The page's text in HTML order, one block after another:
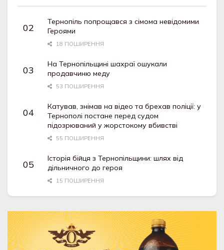
Тернопіль попрощався з сімома невідомими
Героями
18 ПОШИРЕННЯ
На Тернопільщині шахраї ошукали
продавчиню меду
53 ПОШИРЕННЯ
Катував, знімав на відео та брехав поліції: у
Тернополі постане перед судом
підозрюваний у жорстокому вбивстві
55 ПОШИРЕННЯ
Історія бійця з Тернопільщини: шлях від
дільничного до героя
15 ПОШИРЕННЯ